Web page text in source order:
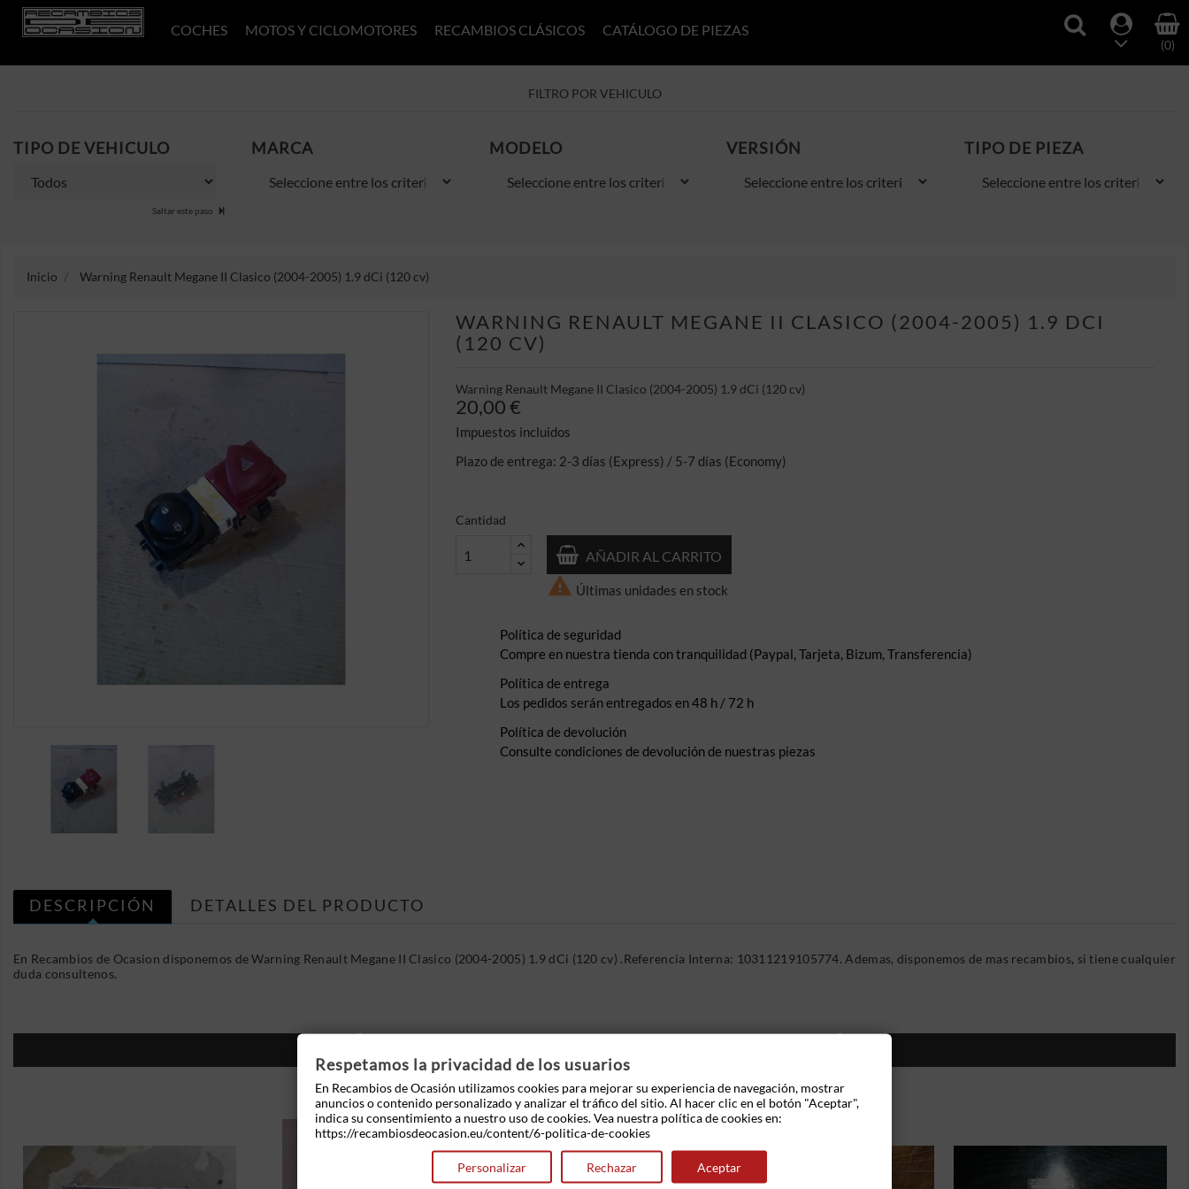
COCHES MOTOS Y CICLOMOTORES RECAMBIOS CLÁSICOS CATÁLOGO DE PIEZAS
(0)
FILTRO POR VEHICULO
TIPO DE VEHICULO
Saltar este paso
MARCA MODELO VERSIÓN TIPO DE PIEZA
Inicio Warning Renault Megane II Clasico (2004-2005) 1.9 dCi (120 cv)
WARNING RENAULT MEGANE II CLASICO (2004-2005) 1.9 DCI
(120 CV)
Warning Renault Megane II Clasico (2004-2005) 1.9 dCi (120 cv)
20,00 €
Impuestos incluidos
Plazo de entrega: 2-3 días (Express) / 5-7 días (Economy)
Cantidad
AÑADIR AL CARRITO
 Últimas unidades en stock
Política de seguridad
Compre en nuestra tienda con tranquilidad (Paypal, Tarjeta, Bizum, Transferencia)
Política de entrega
Los pedidos serán entregados en 48 h / 72 h
Política de devolución
Consulte condiciones de devolución de nuestras piezas
DESCRIPCIÓN DETALLES DEL PRODUCTO
En Recambios de Ocasion disponemos de Warning Renault Megane II Clasico (2004-2005) 1.9 dCi (120 cv) .Referencia Interna: 10311219105774. Ademas, disponemos de mas recambios, si tiene cualquier
duda consultenos.
Respetamos la privacidad de los usuarios
En Recambios de Ocasión utilizamos cookies para mejorar su experiencia de navegación, mostrar
anuncios o contenido personalizado y analizar el tráfico del sitio. Al hacer clic en el botón "Aceptar",
indica su consentimiento a nuestro uso de cookies. Vea nuestra política de cookies en:
https://recambiosdeocasion.eu/content/6-politica-de-cookies
Personalizar Rechazar Aceptar